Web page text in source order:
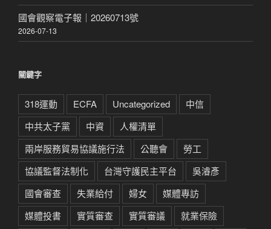
國會觀察電子報｜20260713號
2026-07-13
關鍵字
318運動 ECFA Uncategorized
中信
中共太子黨
中資
人權清單
兩岸服務貿易協議施行法
公聽會
勞工
協議監督法制化
台灣守護民主平台
吳濬彥
國會審查
失業給付 婦女
媒體專訪
媒體投書
實質審查 實質審議
就業保險